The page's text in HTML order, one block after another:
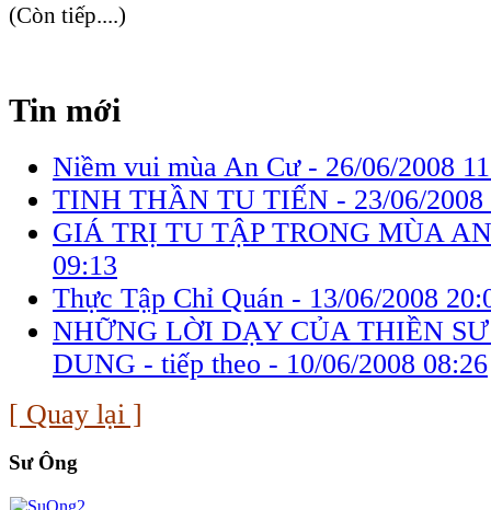
(Còn tiếp....)
Tin mới
Niềm vui mùa An Cư - 26/06/2008
TINH THẦN TU TIẾN - 23/06/
GIÁ TRỊ TU TẬP TRONG MÙA
09:13
Thực Tập Chỉ Quán - 13/06/2008
NHỮNG LỜI DẠY CỦA THIỀN
DUNG - tiếp theo - 10/06/2008 08:26
[ Quay lại ]
Sư Ông